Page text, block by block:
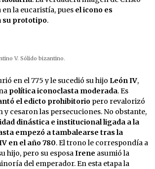
la eucaristía, pues el icono es
su prototipo.
V. Sólido bizantino.
en el 775 y le sucedió su hijo León IV,
política iconoclasta moderada. Es
el edicto prohibitorio pero revalorizó
y cesaron las persecuciones. No obstante,
dinástica e institucional ligada a la
empezó a tambalearse tras la
en el año 780. El trono le correspondía a
hijo, pero su esposaIrene asumió la
del emperador. En esta etapa la